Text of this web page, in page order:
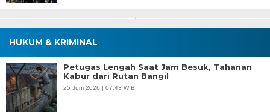
HUKUM & KRIMINAL
Petugas Lengah Saat Jam Besuk, Tahanan
Kabur dari Rutan Bangil
25 Juni 2026 | 07:43 WIB